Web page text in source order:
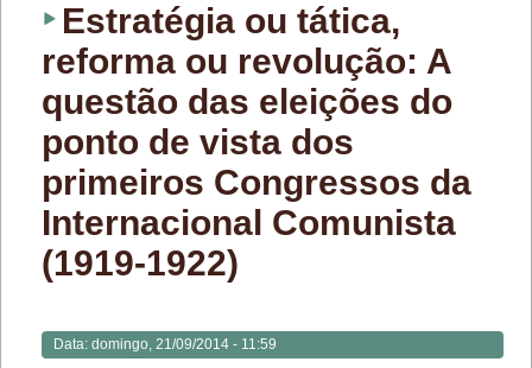
Estratégia ou tática,
reforma ou revolução: A
questão das eleições do
ponto de vista dos
primeiros Congressos da
Internacional Comunista
(1919-1922)
Data: domingo, 21/09/2014 - 11:59